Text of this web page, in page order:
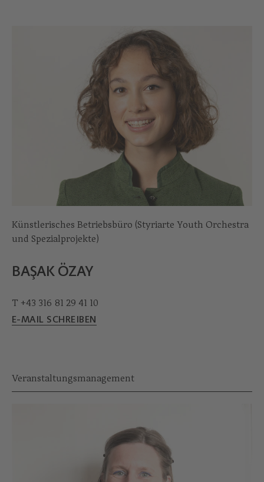
Künstlerisches Betriebsbüro (Styriarte Youth Orchestra
und Spezialprojekte)
BAŞAK ÖZAY
T +43 316 81 29 41 10
E-MAIL SCHREIBEN
Veranstaltungsmanagement